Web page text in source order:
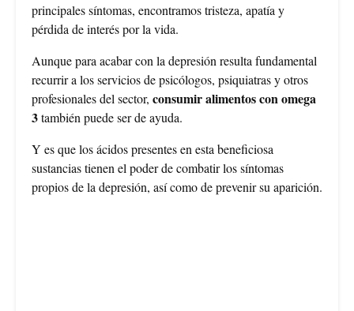
principales síntomas, encontramos tristeza, apatía y
pérdida de interés por la vida.
Aunque para acabar con la depresión resulta fundamental
recurrir a los servicios de psicólogos, psiquiatras y otros
profesionales del sector, consumir alimentos con omega
3también puede ser de ayuda.
Y es que los ácidos presentes en esta beneficiosa
sustancias tienen el poder de combatir los síntomas
propios de la depresión, así como de prevenir su aparición.